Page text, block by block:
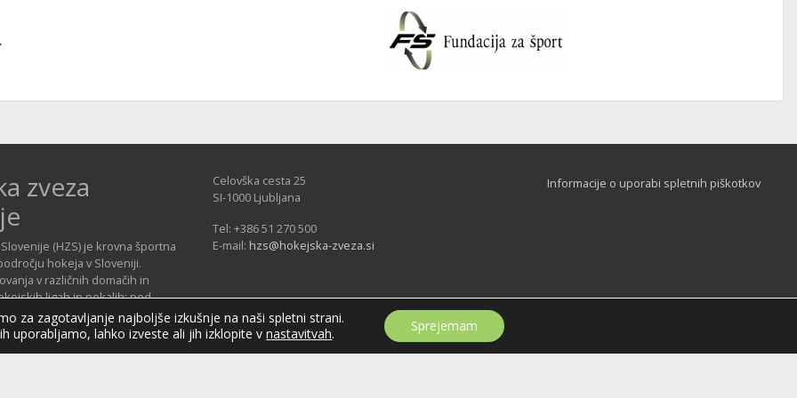
zveza
(HZS) je krovna športna
hokeja v Sloveniji.
v različnih domačih in
ligah in pokalih; pod
tudi slovenske hokejske
Celovška cesta 25
SI-1000 Ljubljana
Tel: +386 51 270 500
E-mail: hzs@hokejska-zveza.si
Informacije o uporabi spletnih piškotkov
za zagotavljanje najboljše izkušnje na naši spletni strani.
uporabljamo, lahko izveste ali jih izklopite vnastavitvah. Sprejemam